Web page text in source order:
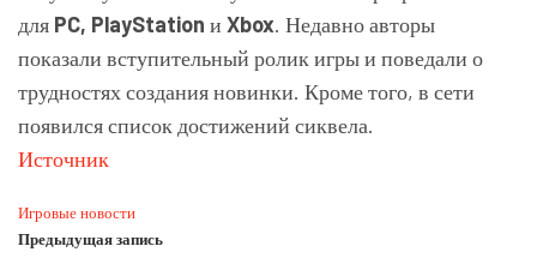
для PC, PlayStation и Xbox. Недавно авторы
показали вступительный ролик игры и поведали о
трудностях создания новинки. Кроме того, в сети
появился список достижений сиквела.
Источник
Игровые новости
Предыдущая запись